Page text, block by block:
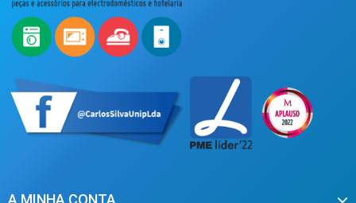
A MINHA CONTA